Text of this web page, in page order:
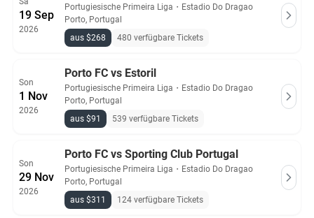
19 Sep
2026
Portugiesische Primeira Liga ・ Estadio Do Dragao
Porto, Portugal
aus $268
480 verfügbare Tickets
Son
1 Nov
2026
Porto FC vs Estoril
Portugiesische Primeira Liga ・ Estadio Do Dragao
Porto, Portugal
aus $91
539 verfügbare Tickets
Son
29 Nov
2026
Porto FC vs Sporting Club Portugal
Portugiesische Primeira Liga ・ Estadio Do Dragao
Porto, Portugal
aus $311
124 verfügbare Tickets